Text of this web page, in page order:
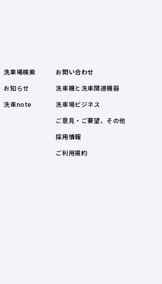
洗車場検索
お知らせ
洗車note
お問い合わせ
洗車機と洗車関連機器
洗車場ビジネス
ご意見・ご要望、その他
採用情報
ご利用規約